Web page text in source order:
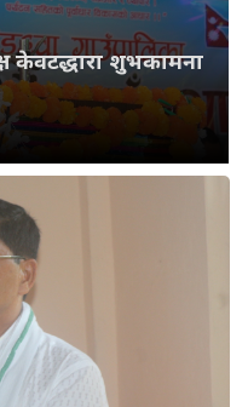
केवटद्धारा शुभकामना